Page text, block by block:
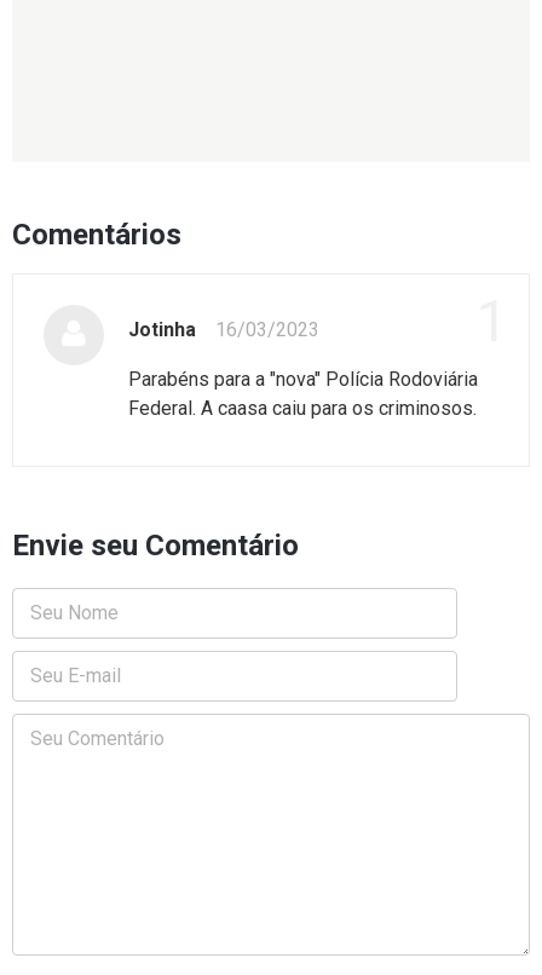
Comentários
Jotinha 16/03/2023
Parabéns para a "nova" Polícia Rodoviária
Federal. A caasa caiu para os criminosos.
Envie seu Comentário